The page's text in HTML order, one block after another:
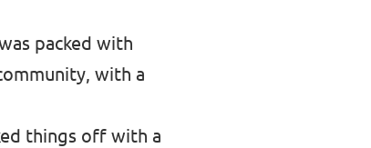
packed with
with a
things off with a